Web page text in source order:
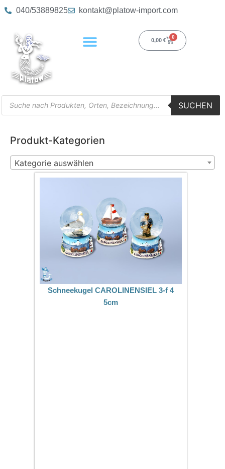
040/53889825 kontakt@platow-import.com
0,00 €
0
SUCHEN
Produkt-Kategorien
Kategorie auswählen
Schneekugel CAROLINENSIEL 3-f 4
5cm